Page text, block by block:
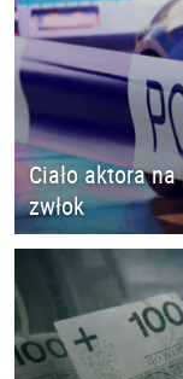
Ciało aktora
zwłok